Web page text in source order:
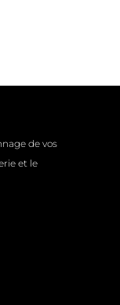
de vos
et le